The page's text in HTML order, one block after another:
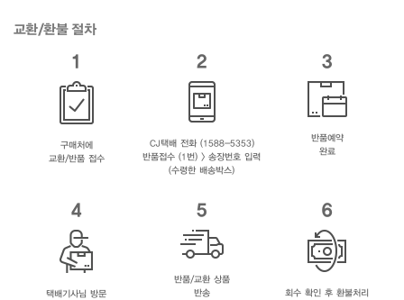
교환/환불 절차
1
구매처에
교환/반품 접수
2
CJ택배 전화 (1588-5353)
반품접수 (1번) > 송장번호 입력
(수령한 배송박스)
3
반품예약
완료
4
택배기사님 방문
5
반품/교환 상품
반송
6
회수 확인 후 환불처리